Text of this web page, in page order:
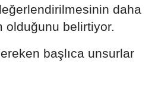
daha
olduğunu belirtiyor.
başlıca unsurlar